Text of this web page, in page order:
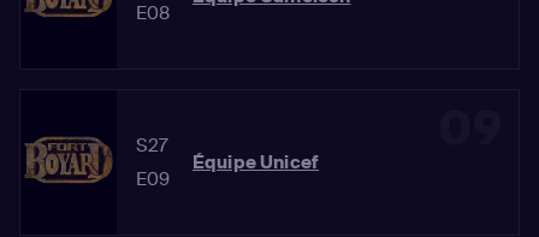
E08
S27
E09
Équipe Unicef